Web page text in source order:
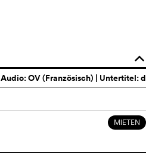
o
Audio:OV (Französisch) | Untertitel: d
MIETEN